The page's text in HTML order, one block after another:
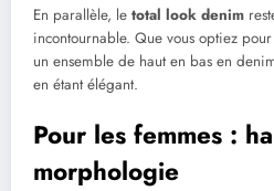
En parallèle, le total look denim
incontournable. Que vous optiez
un ensemble de haut en bas en
en étant élégant.
Pour les femmes :
morphologie